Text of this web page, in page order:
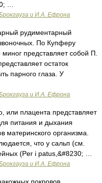
…
и И.А. Ефрона
рудиментарный
По Купферу
представляет собой П.
остаток
парного глаза. У
и И.А. Ефрона
или плацента представляет
питания и дыхания
материнского организма.
что у сальп (см.
(Per i patus,&#8230; …
и И.А. Ефрона